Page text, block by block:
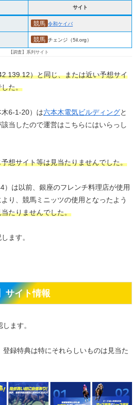
サイト
競馬 令和ケイバ
競馬 チェンジ（5il.org）
【調査】系列サイト
）と同じ、または近い予想サイ
た。
6-1-20）は六本木電気ビルディングと
当したので運営はこちらにはいらっし
想サイト等は見当たりませんでした。
）は以前、銀座のフレンチ料理店が使用
り、競馬ミニッツの使用となったよう
たりませんでした。
ます。
サイト情報
ます。
録特典は特にそれらしいものは見当た